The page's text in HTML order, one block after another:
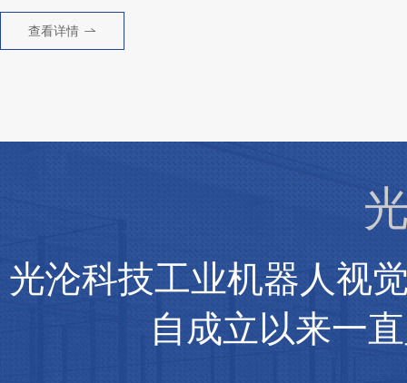
查看详情
光沦科技工业机器人视
自成立以来一